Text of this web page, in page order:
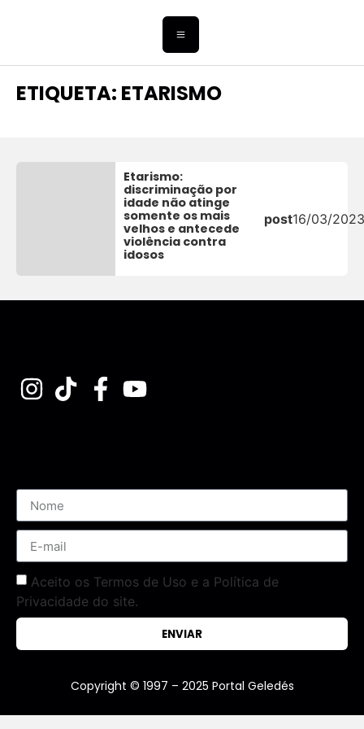
ETIQUETA: ETARISMO
Etarismo:
discriminação por
idade não atinge
somente os mais
velhos e antecede
violência contra
idosos
post16/03/
Aceito os Termos de Uso e a Política de
Privacidade do site.
ENVIAR
Copyright © 1997 – 2025 Portal Geledés